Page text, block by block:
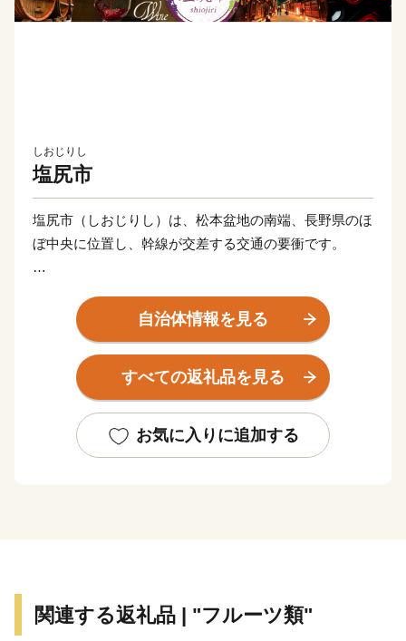
しおじりし
塩尻市
塩尻市（しおじりし）は、松本盆地の南端、長野県のほ
ぼ中央に位置し、幹線が交差する交通の要衝です。
峠と善知鳥峠、鳥居峠は、太平洋と日本海への分水嶺と
なっています。
北アルプス、鉢盛連峰、東山・高ボッチ山、さらには中
央アルプスの山並みを背景に田園風景が広がる、清浄な
特産のぶどうが生み出すワインは世界にその名を知ら
産業を牽引しており"ものづくり"のまちでもあります。
自治体情報を見る
すべての返礼品を見る
お気に入りに追加する
関連する返礼品 | "フルーツ類"